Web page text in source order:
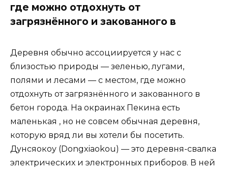
где можно отдохнуть от
загрязнённого и закованного в
Деревня обычно ассоциируется у нас с
близостью природы — зеленью, лугами,
полями и лесами — с местом, где можно
отдохнуть от загрязнённого и закованного в
бетон города. На окраинах Пекина есть
маленькая , но не совсем обычная деревня,
которую вряд ли вы хотели бы посетить.
Дунсяокоу (Dongxiaokou) — это деревня-свалка
электрических и электронных приборов. В ней